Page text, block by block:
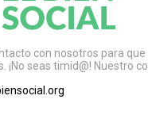
con nosotros para que
¡No seas timid@! Nuestro